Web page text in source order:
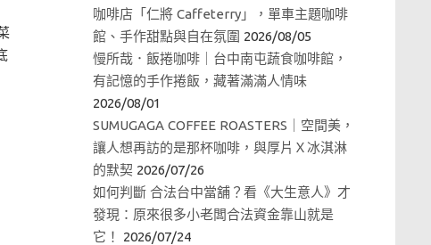
咖啡店「仁將 Caffeterry」，單車主題咖啡
館、手作甜點與自在氛圍 2026/08/05
慢所哉．飯捲咖啡｜台中南屯蔬食咖啡館，
有記憶的手作捲飯，藏著滿滿人情味
2026/08/01
SUMUGAGA COFFEE ROASTERS｜空間美，
讓人想再訪的是那杯咖啡，與厚片Ｘ冰淇淋
的默契 2026/07/26
如何判斷 合法台中當舖？看《大生意人》才
發現：原來很多小老闆合法資金靠山就是
它！
2026/07/24